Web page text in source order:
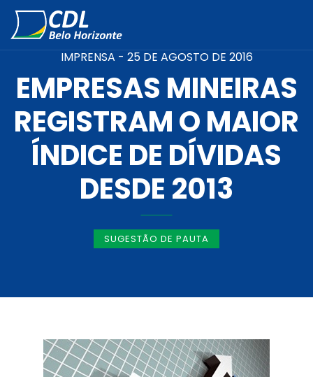
IMPRENSA - 25 DE AGOSTO DE 2016
EMPRESAS MINEIRAS
REGISTRAM O MAIOR
ÍNDICE DE DÍVIDAS
DESDE 2013
SUGESTÃO DE PAUTA